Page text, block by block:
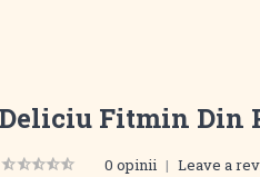
Deliciu Fitmin Din
0 opinii | Leave a